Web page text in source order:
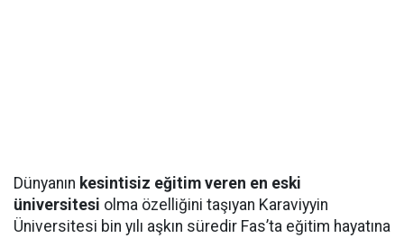
Dünyanın kesintisiz eğitim veren en eski
üniversitesi olma özelliğini taşıyan Karaviyyin
Üniversitesi bin yılı aşkın süredir Fas’ta eğitim hayatına